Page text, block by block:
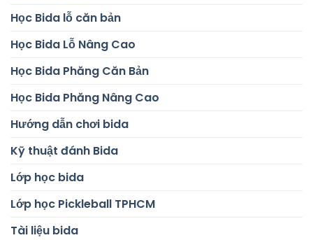
Học Bida lỗ căn bản
Học Bida Lỗ Nâng Cao
Học Bida Phăng Căn Bản
Học Bida Phăng Nâng Cao
Hướng dẫn chơi bida
Kỹ thuật đánh Bida
Lớp học bida
Lớp học Pickleball TPHCM
Tài liệu bida